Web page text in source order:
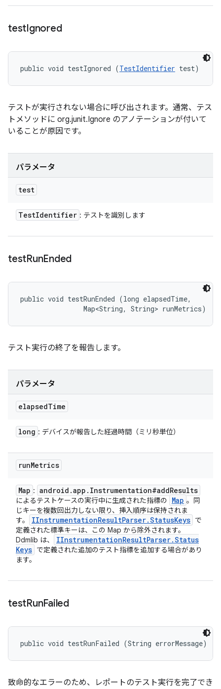
testIgnored
public void testIgnored (TestIdentifier test)
テストが実行されない場合に呼び出されます。通常、テス
トメソッドに org.junit.Ignore のアノテーションが付いて
いることが原因です。
パラメータ
test
TestIdentifier : テストを識別します
testRunEnded
public void testRunEnded (long elapsedTime,
                Map<String, String> runMetrics)
テスト実行の終了を報告します。
パラメータ
elapsedTime
long : デバイスが報告した経過時間（ミリ秒単位）
runMetrics
Map : android .app . Instrumentation#addResults
によるテストケースの実行中に生成された指標の Map 。同
じキーを複数回出力しない限り、挿入順序は保持されま
す。
IInstrumentationResultParser.StatusKeys で
定義された標準キーは、この Map から除外されます。
Ddmlib は、
IInstrumentationResultParser.Status
Keys で定義された追加のテスト指標を追加する場合があり
ます。
testRunFailed
public void testRunFailed (String errorMessage)
致命的なエラーのため、レポートのテスト実行を完了でき